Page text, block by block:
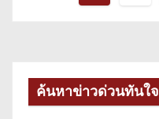
t
ค้นหาข่าวด่วนทันใจ